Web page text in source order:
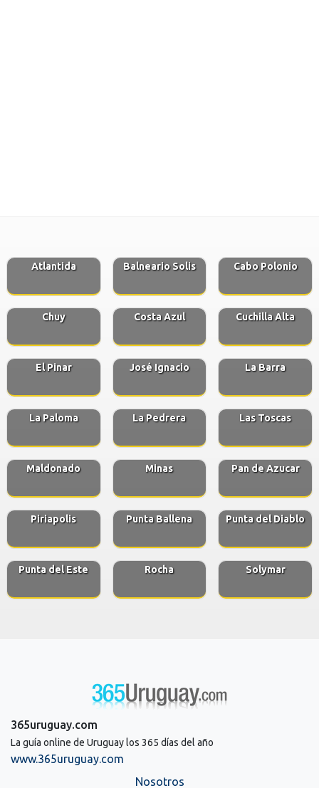
Atlantida Balneario Solis Cabo Polonio
Chuy Costa Azul Cuchilla Alta
El Pinar José Ignacio La Barra
La Paloma La Pedrera Las Toscas
Maldonado Minas Pan de Azucar
Piriapolis Punta Ballena Punta del Diablo
Punta del Este Rocha Solymar
365uruguay.com
La guía online de Uruguay los 365 días del año
www.365uruguay.com
Nosotros